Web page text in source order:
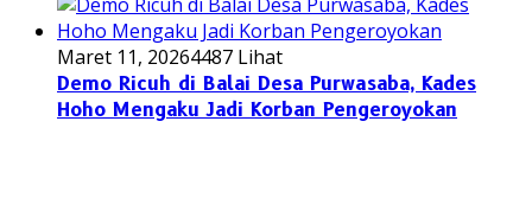
Maret 11, 20264487 Lihat
Demo Ricuh di Balai Desa Purwasaba, Kades
Hoho Mengaku Jadi Korban Pengeroyokan